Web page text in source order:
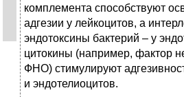
комплемента способствуют
адгезии у лейкоцитов, а
эндотоксины бактерий – у
цитокины (например, фактор
ФНО) стимулируют
и эндотелиоцитов.